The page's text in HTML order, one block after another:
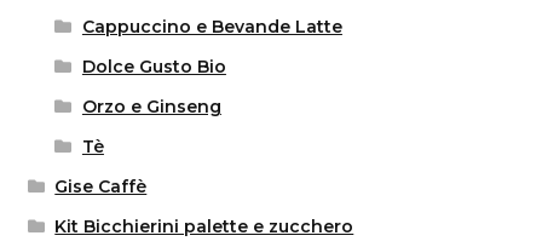
Cappuccino e Bevande Latte
Dolce Gusto Bio
Orzo e Ginseng
Tè
Gise Caffè
Kit Bicchierini palette e zucchero